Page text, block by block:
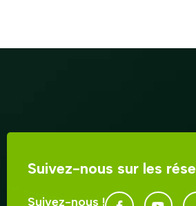
Suivez-nous sur les
Suivez-nous !